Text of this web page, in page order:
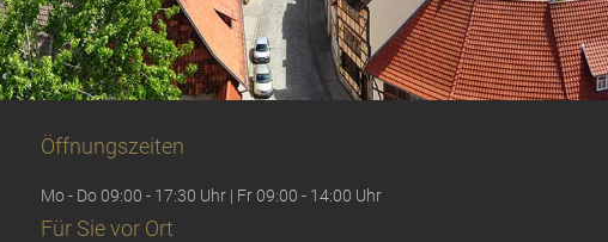
Öffnungszeiten
Mo - Do 09:00 - 17:30 Uhr | Fr 09:00 - 14:00 Uhr
Für Sie vor Ort